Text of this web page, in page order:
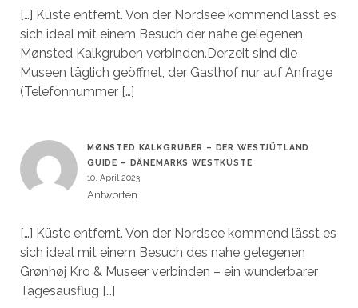
[…] Küste entfernt. Von der Nordsee kommend lässt es
sich ideal mit einem Besuch der nahe gelegenen
Mønsted Kalkgruben verbinden.Derzeit sind die
Museen täglich geöffnet, der Gasthof nur auf Anfrage
(Telefonnummer […]
MØNSTED KALKGRUBER – DER WESTJÜTLAND
GUIDE – DÄNEMARKS WESTKÜSTE
10. April 2023
Antworten
[…] Küste entfernt. Von der Nordsee kommend lässt es
sich ideal mit einem Besuch des nahe gelegenen
Grønhøj Kro & Museer verbinden – ein wunderbarer
Tagesausflug […]